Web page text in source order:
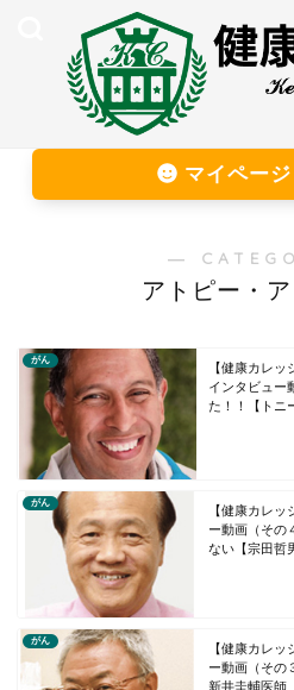
マイページ
―
アトピー・
がん
【健康カレ
インタビュー
た！！【トニ
がん
【健康カレ
ー動画（その
ない【宗田哲
がん
【健康カレ
ー動画（その
新井圭輔医師